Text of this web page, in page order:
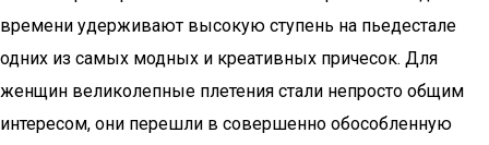
времени удерживают высокую ступень на пьедестале
одних из самых модных и креативных причесок. Для
женщин великолепные плетения стали непросто общим
интересом, они перешли в совершенно обособленную